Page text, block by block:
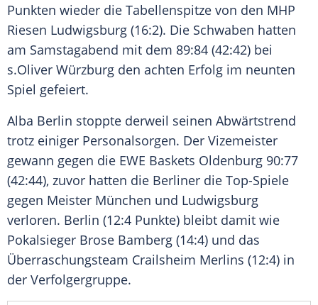
Punkten wieder die Tabellenspitze von den MHP
Riesen Ludwigsburg (16:2). Die Schwaben hatten
am Samstagabend mit dem 89:84 (42:42) bei
s.Oliver Würzburg den achten Erfolg im neunten
Spiel gefeiert.
Alba Berlin stoppte derweil seinen Abwärtstrend
trotz einiger Personalsorgen. Der Vizemeister
gewann gegen die EWE Baskets Oldenburg 90:77
(42:44), zuvor hatten die Berliner die Top-Spiele
gegen Meister München und Ludwigsburg
verloren. Berlin (12:4 Punkte) bleibt damit wie
Pokalsieger Brose Bamberg (14:4) und das
Überraschungsteam Crailsheim Merlins (12:4) in
der Verfolgergruppe.